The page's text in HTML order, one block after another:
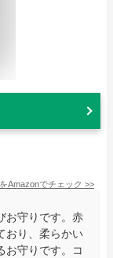
Amazonでチェック >>
お守りです。赤
おり、柔らかい
お守りです。コ